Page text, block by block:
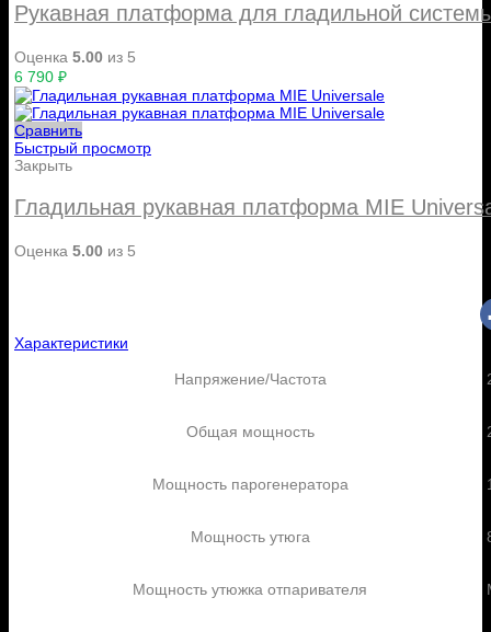
Рукавная платформа для гладильной
Оценка 5.00 из 5
6 790 ₽
Сравнить
Быстрый просмотр
Закрыть
Гладильная рукавная платформа MIE
Оценка 5.00 из 5
Характеристики
Напряжение/Частота
Общая мощность
Мощность парогенератора
Мощность утюга
Мощность утюжка отпаривателя